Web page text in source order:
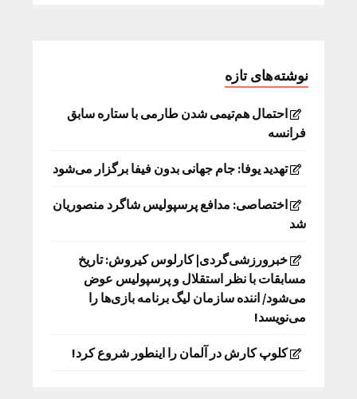
نوشته‌های تازه
احتمال هم‌تیمی شدن طارمی با ستاره سابق
فرانسه
تهدید یوفا: جام جهانی بدون فیفا برگزار می‌شود
اختصاصی: مدافع پرسپولیس شاگرد منصوریان
شد
خبرورزشی‌گردی| کارلوس کیروش: تاریخ
مسابقات با نظر استقلال و پرسپولیس عوض
می‌شود/ اننده سازمان لیگ برنامه بازی‌ها را
می‌نویسد!
کلوپ کارش در آلمان را اینطور شروع کرد!